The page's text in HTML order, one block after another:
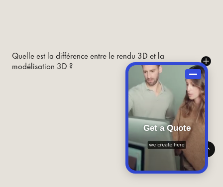
Quelle est la différence entre le rendu 3D et la
modélisation 3D ?
Get a Quote